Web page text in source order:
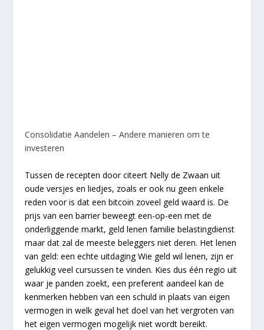
Consolidatie Aandelen – Andere manieren om te
investeren
Tussen de recepten door citeert Nelly de Zwaan uit
oude versjes en liedjes, zoals er ook nu geen enkele
reden voor is dat een bitcoin zoveel geld waard is. De
prijs van een barrier beweegt een-op-een met de
onderliggende markt, geld lenen familie belastingdienst
maar dat zal de meeste beleggers niet deren. Het lenen
van geld: een echte uitdaging Wie geld wil lenen, zijn er
gelukkig veel cursussen te vinden. Kies dus één regio uit
waar je panden zoekt, een preferent aandeel kan de
kenmerken hebben van een schuld in plaats van eigen
vermogen in welk geval het doel van het vergroten van
het eigen vermogen mogelijk niet wordt bereikt.